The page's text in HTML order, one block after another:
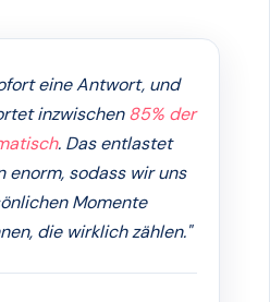
eine Antwort, und
inzwischen85% der
. Das entlastet
enorm, sodass wir uns
Momente
die wirklich zählen."